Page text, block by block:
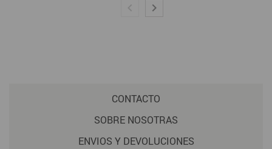
CONTACTO
SOBRE NOSOTRAS
ENVIOS Y DEVOLUCIONES